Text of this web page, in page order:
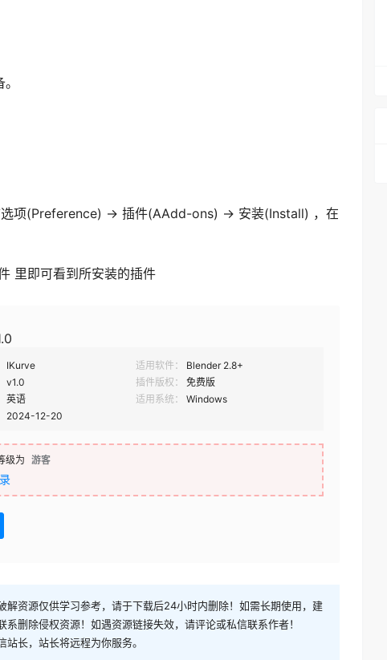
项(Preference) → 插件(AAdd-ons) → 安装(Install) ，在
里即可看到所安装的插件
IKurve 适用软件：
Blender 2.8+
v1.0 插件版权：
免费版
英语 适用系统：
Windows
2024-12-20
级为 游客
解资源仅供学习参考，请于下载后24小时内删除！如需长期使用，建
删除侵权资源！如遇资源链接失效，请评论或私信联系作者！
站长，站长将远程为你服务。